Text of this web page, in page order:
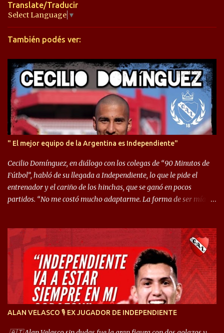
a
r
i
s
Translate/Traducir
Select Language ▼
También podés ver:
" El mejor equipo de la Argentina es Independiente"
Cecilio Domínguez, en diálogo con los colegas de “90 Minutos de
Fútbol”, habló de su llegada a Independiente, lo que le pide el
entrenador y el cariño de los hinchas, que se ganó en pocos
partidos. “No me costó mucho adaptarme. La forma de ser mía
llegué a un Independiente que juega muy dinámico y me gusta
mucho. Me favorece por la forma de jugar mía y eso también
ayudó a que me adapte”. “Me siento mejor por izquierda, pero me
gusta mucho jugar de 9, y juego sin problemas por derecha
también. Jugar de 9 y de extremo por izquierda es diferente. A mi
me gusta jugar por fuera, porque tengo mas posibilidades de
encarar, de enganchar. Pero yo soy un hombre que pica mucho y
arco y tengo más posibilidades”. Sobre lo que le pide el DT,
ALAN VELASCO 🎙 EX JUGADOR DE INDEPENDIENTE